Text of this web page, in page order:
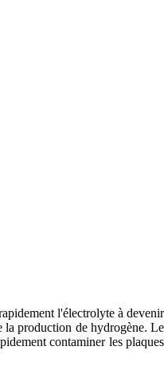
l'électrolyte à devenir
la production de hydrogène. Le
contaminer les plaques